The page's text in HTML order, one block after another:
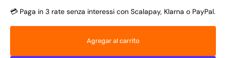
💳 Paga in 3 rate senza interessi con Scalapay, Klarna o PayPal.
Agregar al carrito